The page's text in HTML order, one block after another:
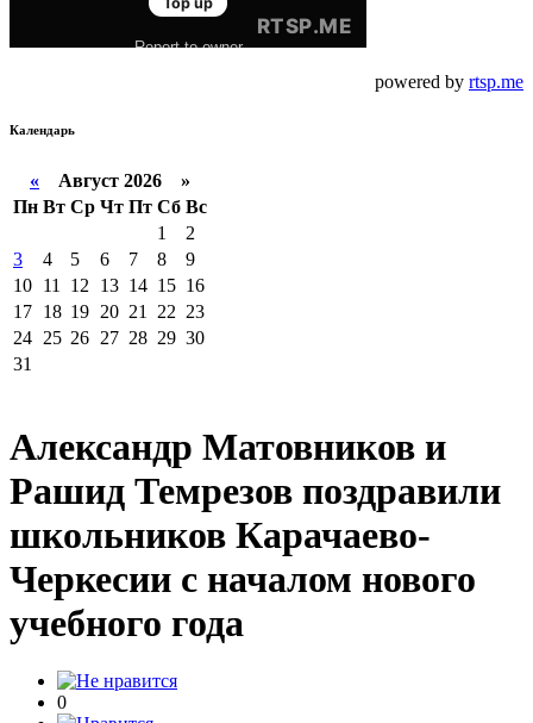
powered by rtsp.me
Календарь
« Август 2026 »
Пн Вт Ср Чт Пт Сб Вс
1
2
3
4 5 6 7 8
9
10 11 12 13 14 15 16
17 18 19 20 21 22 23
24 25 26 27 28 29 30
31
Александр Матовников и
Рашид Темрезов поздравили
школьников Карачаево-
Черкесии с началом нового
учебного года
0